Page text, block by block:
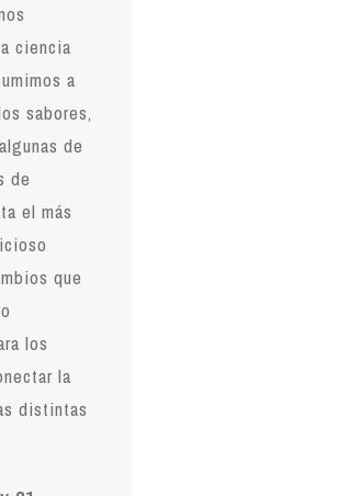
ciencia
a
sabores,
de
de
el más
que
los
la
distintas